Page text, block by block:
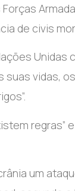
de civis
suas vidas,
um